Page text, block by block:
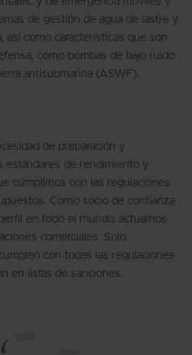
de gestión de agua de lastre y
así como características que son
como bombas de bajo ruido
antisubmarina (ASWF).
de preparación y
estándares de rendimiento y
cumplimos con las regulaciones
Como socio de confianza
en todo el mundo, actuamos
comerciales. Solo
con todas las regulaciones
en listas de sanciones.